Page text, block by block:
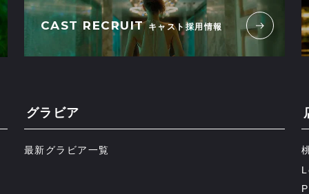
CAST RECRUIT キャスト採用情報
グラビア
最新グラビア一覧